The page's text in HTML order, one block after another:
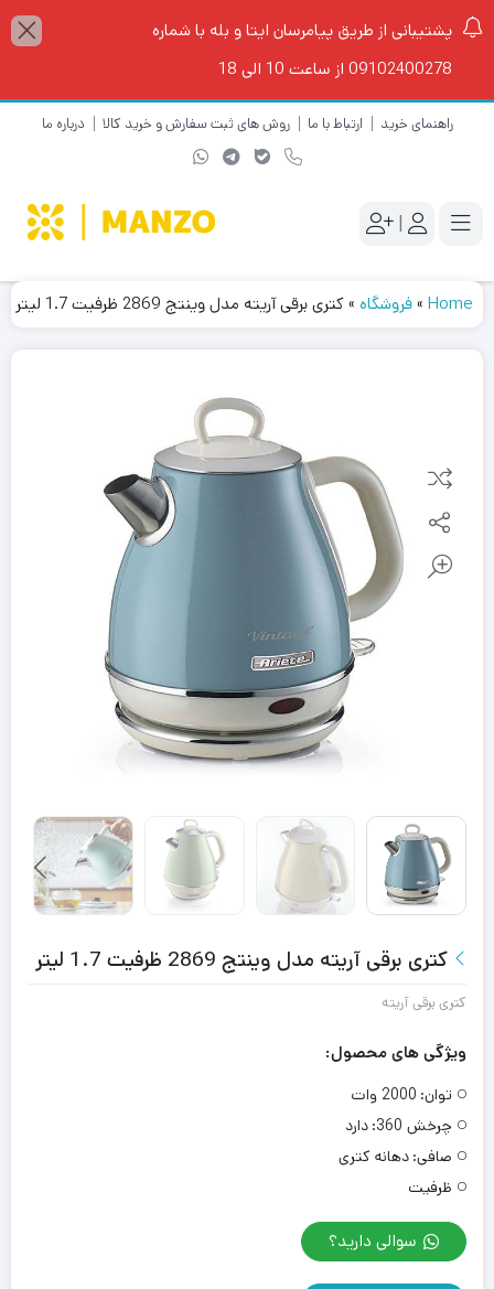
پشتیبانی از طریق پیامرسان ایتا و بله با شماره
09102400278 از ساعت 10 الی 18
راهنمای خرید ارتباط با ما روش های ثبت سفارش و خرید کالا درباره ما
|
Home
»فروشگاه »کتری برقی آریته مدل وینتج 2869 ظرفیت 1.7 لیتر
کتری برقی آریته مدل وینتج 2869 ظرفیت 1.7 لیتر
کتری برقی آریته
ویژگی های محصول:
توان: 2000 وات
چرخش 360:
دارد
صافی: دهانه کتری
ظرفیت
سوالی دارید؟